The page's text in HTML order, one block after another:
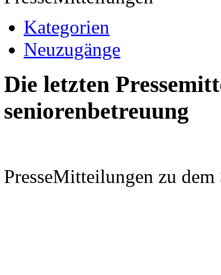
Kategorien
Neuzugänge
Die letzten
seniorenbetreuung
PresseMitteilungen zu